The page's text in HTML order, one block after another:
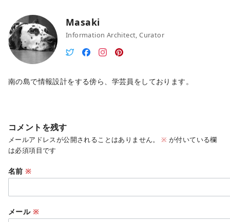
Masaki
Information Architect, Curator
南の島で情報設計をする傍ら、学芸員をしております。
コメントを残す
メールアドレスが公開されることはありません。 ※ が付いている欄
は必須項目です
名前※
メール ※